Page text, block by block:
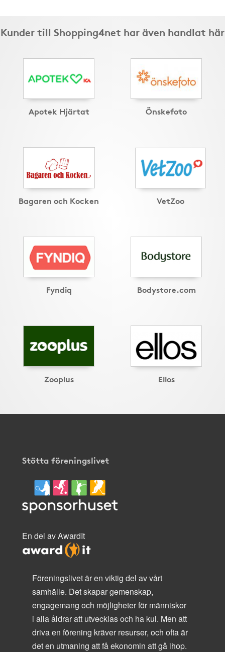
Kunder till Shopping4net har även handlat här
Apotek Hjärtat Önskefoto
Bagaren och Kocken VetZoo
Fyndiq Bodystore.com
Zooplus Ellos
Stötta föreningslivet
En del av AwardIt
Föreningslivet är en viktig del av vårt
samhälle. Det skapar gemenskap,
engagemang och möjligheter för människor
i alla åldrar att utvecklas och ha kul. Men att
driva en förening kräver resurser, och ofta är
det en utmaning att få ekonomin att gå ihop.